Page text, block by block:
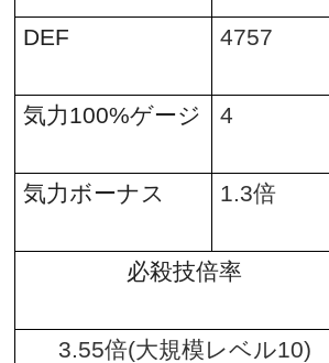
DEF 4757
気力100%ゲージ 4
気力ボーナス 1.3倍
必殺技倍率
3.55倍(大規模レベル10)